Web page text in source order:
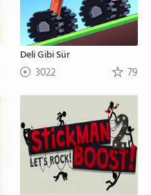
Deli Gibi Sür
3022 79